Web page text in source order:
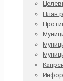
План